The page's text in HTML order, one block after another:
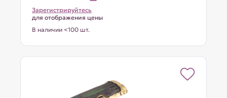
Зарегистрируйтесь
для отображения цены
В наличии <100 шт.